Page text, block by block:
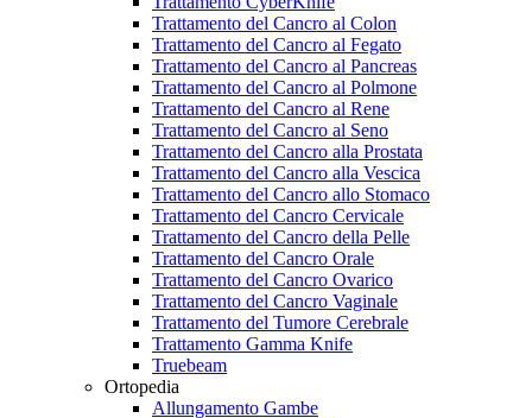
Trattamento del Cancro al Colon
Trattamento del Cancro al Fegato
Trattamento del Cancro al Pancreas
Trattamento del Cancro al Polmone
Trattamento del Cancro al Rene
Trattamento del Cancro al Seno
Trattamento del Cancro alla Prostata
Trattamento del Cancro alla Vescica
Trattamento del Cancro allo Stomaco
Trattamento del Cancro Cervicale
Trattamento del Cancro della Pelle
Trattamento del Cancro Orale
Trattamento del Cancro Ovarico
Trattamento del Cancro Vaginale
Trattamento del Tumore Cerebrale
Trattamento Gamma Knife
Truebeam
Ortopedia
Allungamento Gambe